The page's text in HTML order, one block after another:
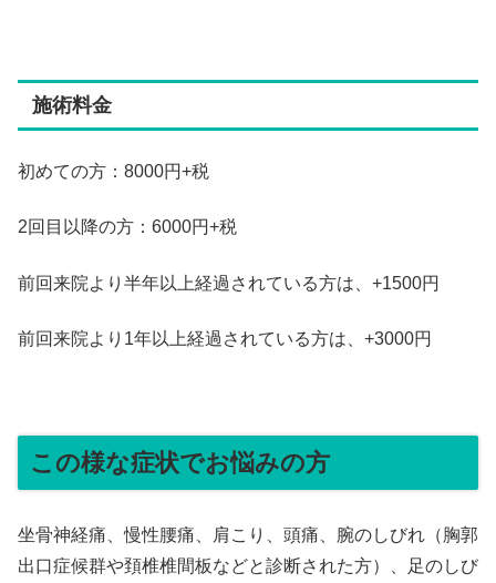
施術料金
初めての方：8000円+税
2回目以降の方：6000円+税
前回来院より半年以上経過されている方は、+1500円
前回来院より1年以上経過されている方は、+3000円
この様な症状でお悩みの方
坐骨神経痛、慢性腰痛、肩こり、頭痛、腕のしびれ（胸郭
出口症候群や頚椎椎間板などと診断された方）、足のしび